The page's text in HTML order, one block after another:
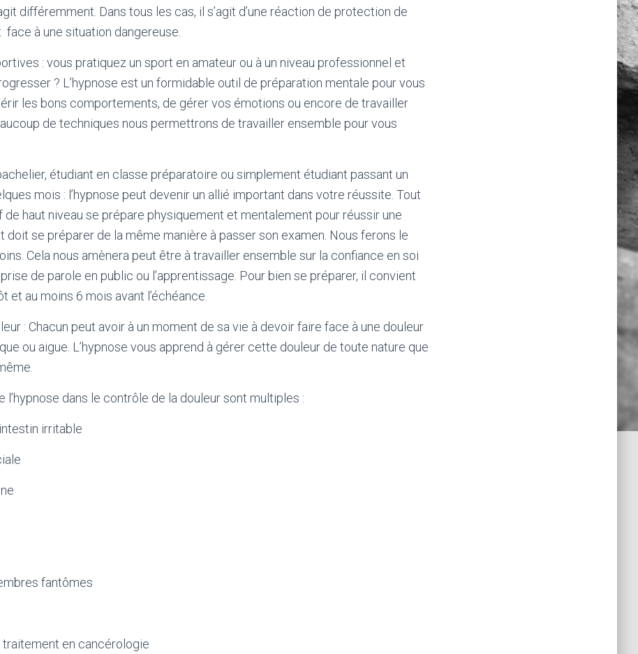
différemment. Dans tous les cas, il s’agit d’une réaction de protection de
face à une situation dangereuse.
: vous pratiquez un sport en amateur ou à un niveau professionnel et
? L’hypnose est un formidable outil de préparation mentale pour vous
les bons comportements, de gérer vos émotions ou encore de travailler
de techniques nous permettrons de travailler ensemble pour vous
étudiant en classe préparatoire ou simplement étudiant passant un
mois : l’hypnose peut devenir un allié important dans votre réussite. Tout
haut niveau se prépare physiquement et mentalement pour réussir une
doit se préparer de la même manière à passer son examen. Nous ferons le
Cela nous amènera peut être à travailler ensemble sur la confiance en soi
de parole en public ou l’apprentissage. Pour bien se préparer, il convient
et au moins 6 mois avant l’échéance.
: Chacun peut avoir à un moment de sa vie à devoir faire face à une douleur
ou aigue. L’hypnose vous apprend à gérer cette douleur de toute nature que
l’hypnose dans le contrôle de la douleur sont multiples :
irritable
fantômes
en cancérologie